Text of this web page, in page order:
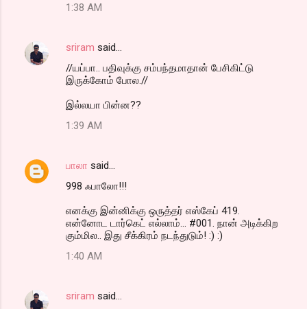
1:38 AM
sriram said…
//யப்பா.. பதிவுக்கு சம்பந்தமாதான் பேசிகிட்டு
இருக்கோம் போல.//
இல்லயா பின்ன??
1:39 AM
பாலா said…
998 ஃபாலோ!!!
எனக்கு இன்னிக்கு ஒருத்தர் எஸ்கேப் 419.
என்னோட டார்கெட் எல்லாம்... #001. நான் அடிக்கிற
கும்மில.. இது சீக்கிரம் நடந்துடும்! :) :)
1:40 AM
sriram said…